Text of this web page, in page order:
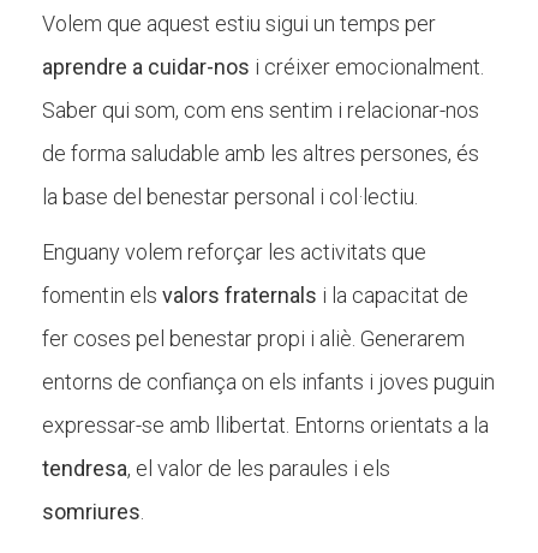
Volem que aquest estiu sigui un temps per
aprendre a cuidar-nos i créixer emocionalment.
Saber qui som, com ens sentim i relacionar-nos
de forma saludable amb les altres persones, és
la base del benestar personal i col·lectiu.
Enguany volem reforçar les activitats que
fomentin els valors fraternals i la capacitat de
fer coses pel benestar propi i aliè. Generarem
entorns de confiança on els infants i joves puguin
expressar-se amb llibertat. Entorns orientats a la
tendresa, el valor de les paraules i els
somriures